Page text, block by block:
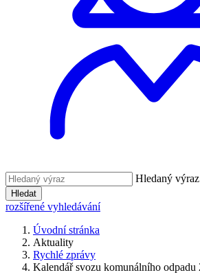
Hledaný výraz
Hledat
rozšířené vyhledávání
Úvodní stránka
Aktuality
Rychlé zprávy
Kalendář svozu komunálního odpadu